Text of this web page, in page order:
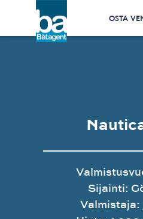
OSTA
Sijainti:
Valmistaja: